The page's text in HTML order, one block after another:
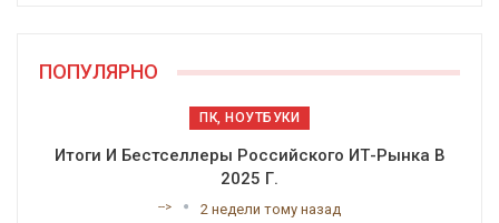
ПОПУЛЯРНО
ПК, НОУТБУКИ
Итоги И Бестселлеры Российского ИТ-Рынка В
2025 Г.
--> 2 недели тому назад